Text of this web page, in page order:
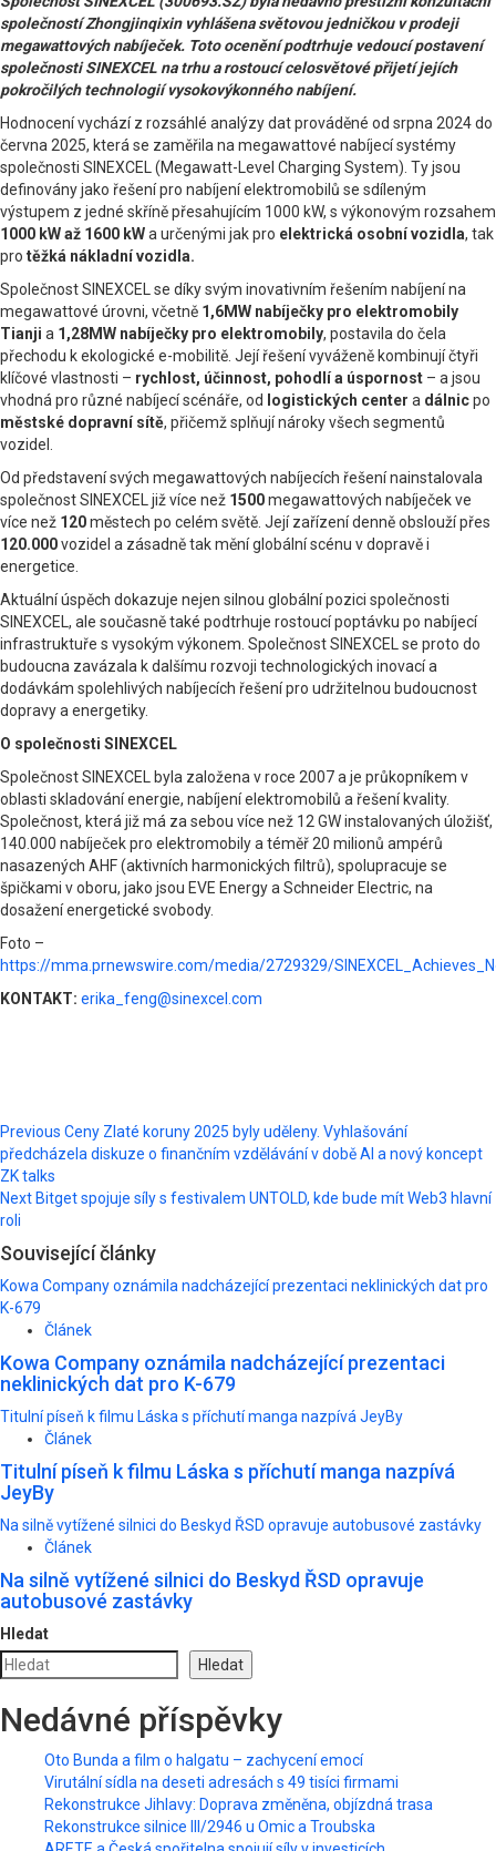
společností Zhongjinqixin vyhlášena světovou jedničkou v prodeji
megawattových nabíječek. Toto ocenění podtrhuje vedoucí postavení
společnosti SINEXCEL na trhu a rostoucí celosvětové přijetí jejích
pokročilých technologií vysokovýkonného nabíjení.
Hodnocení vychází z rozsáhlé analýzy dat prováděné od srpna 2024 do
června 2025, která se zaměřila na megawattové nabíjecí systémy
společnosti SINEXCEL (Megawatt-Level Charging System). Ty jsou
definovány jako řešení pro nabíjení elektromobilů se sdíleným
výstupem z jedné skříně přesahujícím 1000 kW, s výkonovým rozsahem
1000 kW až 1600 kWa určenými jak pro elektrická osobní vozidla, tak
pro těžká nákladní vozidla.
Společnost SINEXCEL se díky svým inovativním řešením nabíjení na
megawattové úrovni, včetně 1,6MW nabíječky pro elektromobily
Tianji a 1,28MW nabíječky pro elektromobily, postavila do čela
přechodu k ekologické e-mobilitě. Její řešení vyváženě kombinují čtyři
klíčové vlastnosti – rychlost, účinnost, pohodlí a úspornost – a jsou
vhodná pro různé nabíjecí scénáře, od
logistických center a dálnicpo
městské dopravní sítě, přičemž splňují nároky všech segmentů
vozidel.
Od představení svých megawattových nabíjecích řešení nainstalovala
společnost SINEXCEL již více než 1500megawattových nabíječek ve
více než 120městech po celém světě. Její zařízení denně obslouží přes
120.000vozidel a zásadně tak mění globální scénu v dopravě i
energetice.
Aktuální úspěch dokazuje nejen silnou globální pozici společnosti
SINEXCEL, ale současně také podtrhuje rostoucí poptávku po nabíjecí
infrastruktuře s vysokým výkonem. Společnost SINEXCEL se proto do
budoucna zavázala k dalšímu rozvoji technologických inovací a
dodávkám spolehlivých nabíjecích řešení pro udržitelnou budoucnost
dopravy a energetiky.
O společnosti SINEXCEL
Společnost SINEXCEL byla založena v roce 2007 a je průkopníkem v
oblasti skladování energie, nabíjení elektromobilů a řešení kvality.
Společnost, která již má za sebou více než 12 GW instalovaných úložišť,
140.000 nabíječek pro elektromobily a téměř 20 milionů ampérů
nasazených AHF (aktivních harmonických filtrů), spolupracuje se
špičkami v oboru, jako jsou EVE Energy a Schneider Electric, na
dosažení energetické svobody.
Foto –
https://mma.prnewswire.com/media/2729329/
KONTAKT: erika_feng@sinexcel.com
Post
navigation
Previous Ceny Zlaté koruny 2025 byly uděleny. Vyhlašování
předcházela diskuze o finančním vzdělávání v době AI a nový koncept
ZK talks
Next Bitget spojuje síly s festivalem UNTOLD, kde bude mít Web3 hlavní
roli
Související články
Kowa Company oznámila nadcházející prezentaci neklinických dat pro
K-679
Článek
Kowa Company oznámila nadcházející prezentaci
neklinických dat pro K-679
Titulní píseň k filmu Láska s příchutí manga nazpívá JeyBy
Článek
Titulní píseň k filmu Láska s příchutí manga nazpívá
JeyBy
Na silně vytížené silnici do Beskyd ŘSD opravuje autobusové zastávky
Článek
Na silně vytížené silnici do Beskyd ŘSD opravuje
autobusové zastávky
Hledat
Hledat
Nedávné příspěvky
Oto Bunda a film o halgatu – zachycení emocí
Virutální sídla na deseti adresách s 49 tisíci firmami
Rekonstrukce Jihlavy: Doprava změněna, objízdná trasa
Rekonstrukce silnice III/2946 u Omic a Troubska